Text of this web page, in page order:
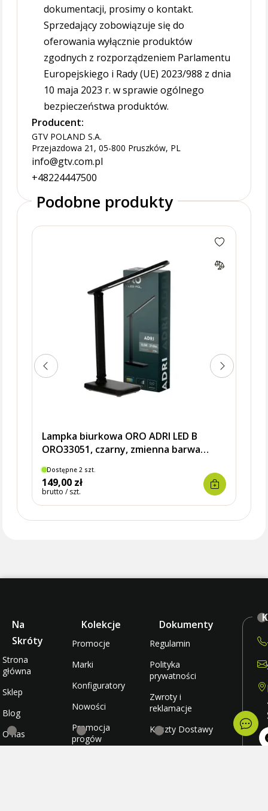
dokumentacji, prosimy o kontakt.
Sprzedający zobowiązuje się do
oferowania wyłącznie produktów
zgodnych z rozporządzeniem Parlamentu
Europejskiego i Rady (UE) 2023/988 z dnia
10 maja 2023 r. w sprawie ogólnego
bezpieczeństwa produktów.
Producent:
GTV POLAND S.A.
Przejazdowa 21, 05-800 Pruszków, PL
info@gtv.com.pl
+48224447500
Podobne produkty
Lampka biurkowa ORO ADRI LED B
ORO33051, czarny, zmienna barwa
Dostępne 2 szt.
149,00 zł
brutto / szt.
Na
Skróty
Strona
główna
Sklep
Blog
O nas
Kolekcje
Promocje
Marki
Konfiguratory
Nowości
Promocja
progów
Dokumenty
Regulamin
Polityka
prywatności
Zwroty i
reklamacje
Koszty Dostawy